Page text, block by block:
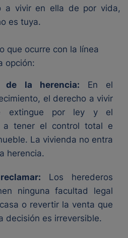
a vivir en ella de por vida,
es tuya.
que ocurre con la línea
opción:
de la herencia: En el
el derecho a vivir
extingue por ley y el
a tener el control total e
La vivienda no entra
herencia.
Los herederos
ninguna facultad legal
o revertir la venta que
decisión es irreversible.